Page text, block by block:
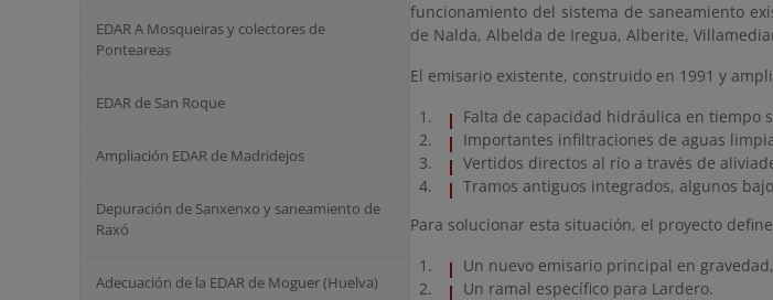
EDAR A Mosqueiras y colectores de
Ponteareas
EDAR de San Roque
Ampliación EDAR de Madridejos
Depuración de Sanxenxo y saneamiento de
Raxó
Adecuación de la EDAR de Moguer (Huelva)
funcionamiento del sistema de saneamiento
de Nalda, Albelda de Iregua, Alberite,
El emisario existente, construido en 1991 y
Falta de capacidad hidráulica en tiempo
Importantes infiltraciones de aguas
Vertidos directos al río a través de
Tramos antiguos integrados, algunos
Para solucionar esta situación, el proyecto
Un nuevo emisario principal en
Un ramal específico para Lardero.